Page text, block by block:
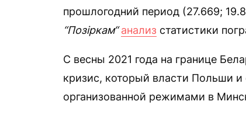
прошлогодний период (27.669;
“Позіркам“ анализ статистики
С весны 2021 года на границе
кризис, который власти Польши и
организованной режимами в